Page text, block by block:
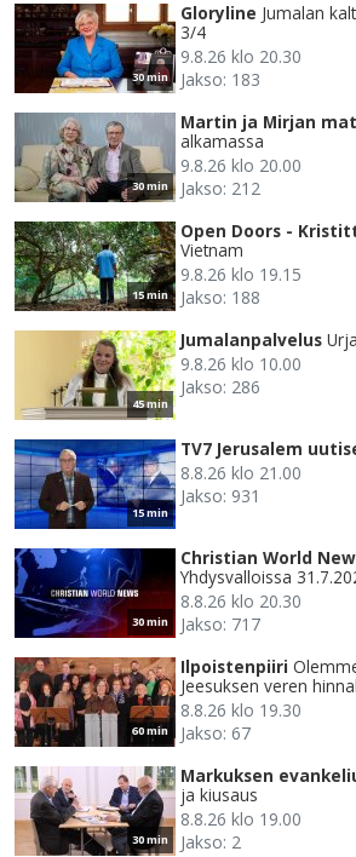
30 min
Gloryline Jumalan
3/4
9.8.26 klo 20.30
Jakso: 183
30 min
Martin ja Mirjan
alkamassa
9.8.26 klo 20.00
Jakso: 212
15 min
Open Doors -
Vietnam
9.8.26 klo 19.15
Jakso: 188
45 min
Jumalanpalvelus
9.8.26 klo 10.00
Jakso: 286
15 min
TV7 Jerusalem
8.8.26 klo 21.00
Jakso: 931
30 min
Christian World
Yhdysvalloissa
8.8.26 klo 20.30
Jakso: 717
60 min
Ilpoistenpiiri
Jeesuksen veren
8.8.26 klo 19.30
Jakso: 67
30 min
Markuksen
ja kiusaus
8.8.26 klo 19.00
Jakso: 2